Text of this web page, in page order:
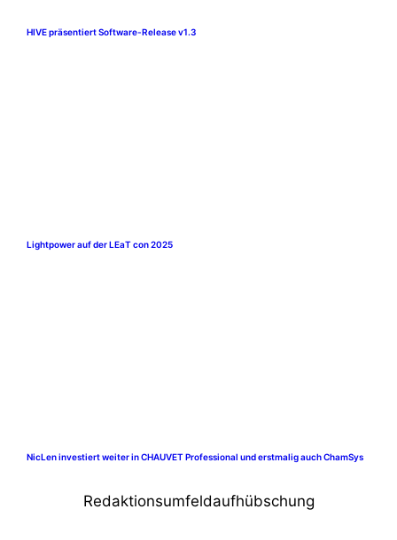
HIVE präsentiert Software-Release v1.3
Lightpower auf der LEaT con 2025
NicLen investiert weiter in CHAUVET Professional und erstmalig auch ChamSys
Redaktionsumfeldaufhübschung